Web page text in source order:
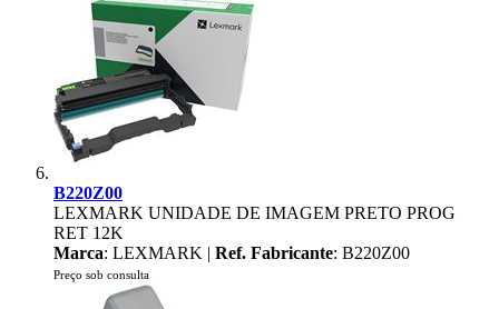
B220Z00
LEXMARK UNIDADE DE IMAGEM PRETO PROG
RET 12K
Marca: LEXMARK | Ref. Fabricante: B220Z00
Preço sob consulta